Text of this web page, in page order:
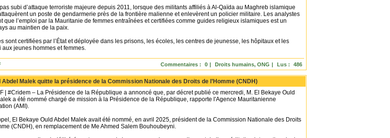
pas subi d’attaque terroriste majeure depuis 2011, lorsque des militants affiliés à Al-Qaïda au Maghreb islamique
un poste de gendarmerie près de la frontière malienne et enlevèrent un policier militaire. Les analystes
que l’emploi par la Mauritanie de femmes entraînées et certifiées comme guides religieux islamiques est un
au maintien de la paix.
sont certifiées par l’État et déployée dans les prisons, les écoles, les centres de jeunesse, les hôpitaux et les
jeunes hommes et femmes.
Lus : 486
Droits humains, ONG |
Commentaires : 0 |
Abdel Malek quitte la présidence de la Commission Nationale des Droits de l’Homme (CNDH)
| #Cridem – La Présidence de la République a annoncé que, par décret publié ce mercredi, M. El Bekaye Ould
a été nommé chargé de mission à la Présidence de la République, rapporte l'Agence Mauritanienne
(AMI).
El Bekaye Ould Abdel Malek avait été nommé, en avril 2025, président de la Commission Nationale des Droits
(CNDH), en remplacement de Me Ahmed Salem Bouhoubeyni.